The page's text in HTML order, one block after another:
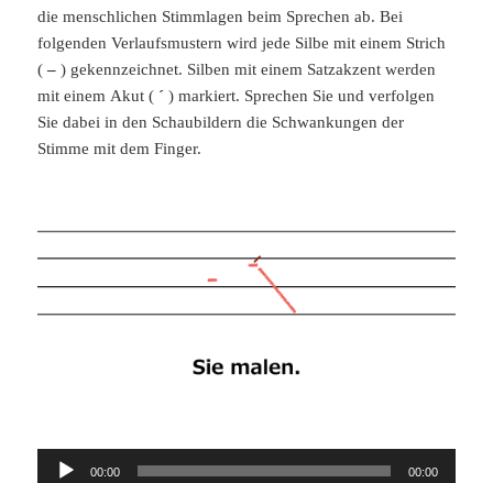
die menschlichen Stimmlagen beim Sprechen ab. Bei
folgenden Verlaufsmustern wird jede Silbe mit einem Strich
(–) gekennzeichnet. Silben mit einem Satzakzent werden
mit einem Akut ( ´) markiert. Sprechen Sie und verfolgen
Sie dabei in den Schaubildern die Schwankungen der
Stimme mit dem Finger.
Audio-
00:00 00:00